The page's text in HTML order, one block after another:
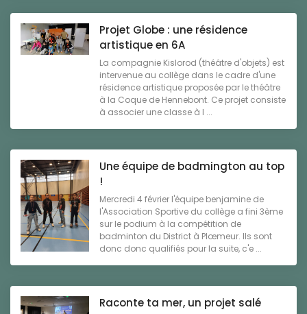
Projet Globe : une résidence
artistique en 6A
La compagnie Kislorod (théâtre d'objets) est
intervenue au collège dans le cadre d'une
résidence artistique proposée par le théâtre
à la Coque de Hennebont. Ce projet consiste
à associer une classe à l ...
Une équipe de badmington au top
!
Mercredi 4 février l'équipe benjamine de
l'Association Sportive du collège a fini 3ème
sur le podium à la compétition de
badminton du District à Plœmeur. Ils sont
donc donc qualifiés pour la suite, c'e ...
Raconte ta mer, un projet salé